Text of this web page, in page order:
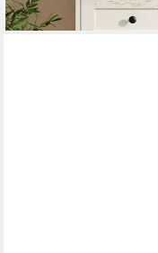
lieferbar - in 3-4 Werktagen